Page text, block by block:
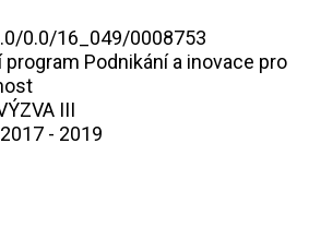
0.0/16_049/0008753
program Podnikání a inovace pro
III
2017 - 2019